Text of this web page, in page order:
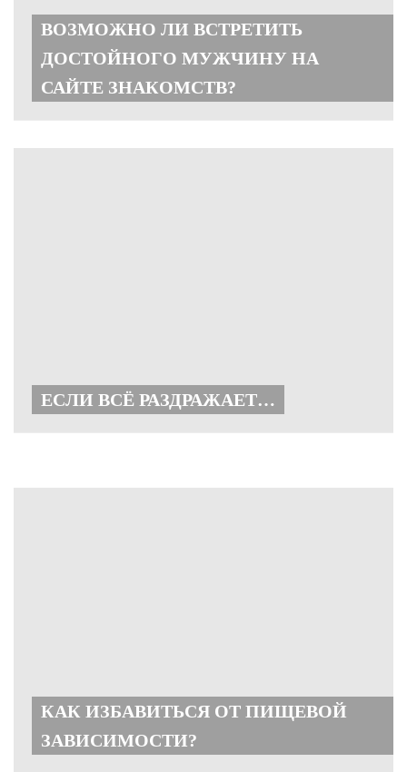
ВОЗМОЖНО ЛИ ВСТРЕТИТЬ
ДОСТОЙНОГО МУЖЧИНУ НА
САЙТЕ ЗНАКОМСТВ?
ЕСЛИ ВСЁ РАЗДРАЖАЕТ…
КАК ИЗБАВИТЬСЯ ОТ ПИЩЕВОЙ
ЗАВИСИМОСТИ?